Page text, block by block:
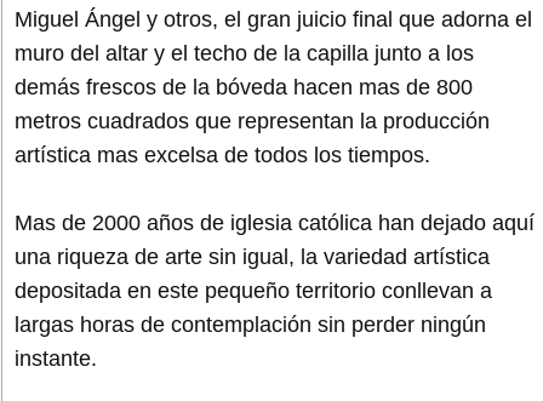
Miguel Ángel y otros, el gran juicio final que adorna el
muro del altar y el techo de la capilla junto a los
demás frescos de la bóveda hacen mas de 800
metros cuadrados que representan la producción
artística mas excelsa de todos los tiempos.
Mas de 2000 años de iglesia católica han dejado aquí
una riqueza de arte sin igual, la variedad artística
depositada en este pequeño territorio conllevan a
largas horas de contemplación sin perder ningún
instante.